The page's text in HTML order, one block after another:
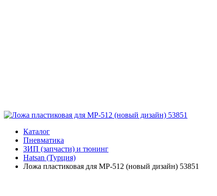
Каталог
Пневматика
ЗИП (запчасти) и тюнинг
Hatsan (Турция)
Ложа пластиковая для МР-512 (новый дизайн) 53851